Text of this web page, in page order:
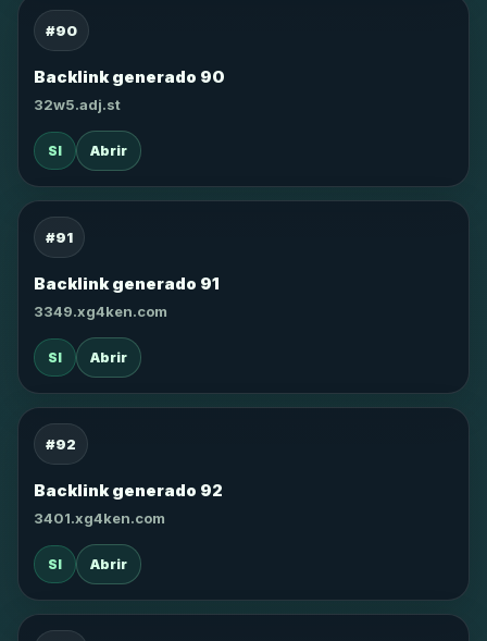
#90
Backlink generado 90
32w5.adj.st
SI Abrir
#91
Backlink generado 91
3349.xg4ken.com
SI Abrir
#92
Backlink generado 92
3401.xg4ken.com
SI Abrir